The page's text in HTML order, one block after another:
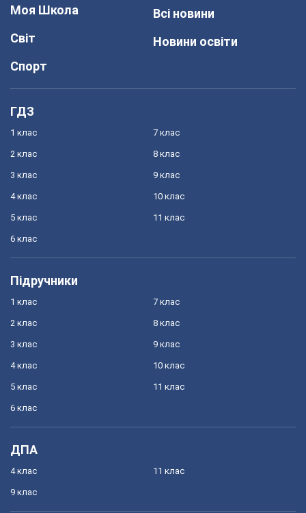
Моя Школа
Світ
Спорт
Всі новини
Новини освіти
ГДЗ
1 клас
2 клас
3 клас
4 клас
5 клас
6 клас
7 клас
8 клас
9 клас
10 клас
11 клас
Підручники
1 клас
2 клас
3 клас
4 клас
5 клас
6 клас
7 клас
8 клас
9 клас
10 клас
11 клас
ДПА
4 клас
9 клас
11 клас